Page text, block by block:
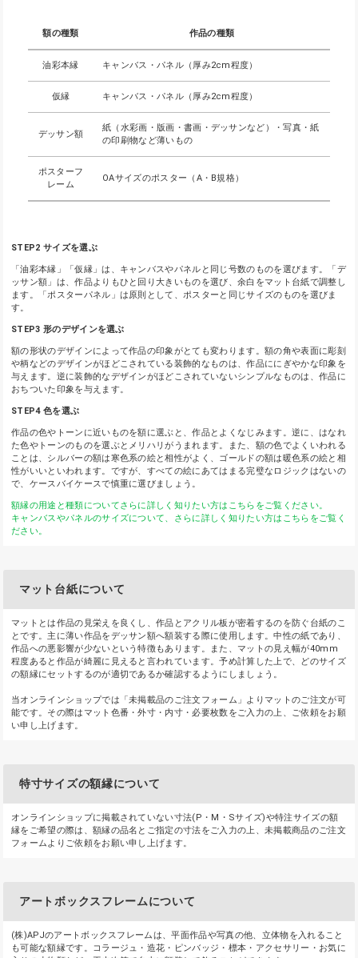
額の種類 作品の種類
油彩本縁 キャンバス・パネル（厚み2cm程度）
仮縁 キャンバス・パネル（厚み2cm程度）
デッサン額
紙（水彩画・版画・書画・デッサンなど）・写真・紙
の印刷物など薄いもの
ポスターフ
レーム
OAサイズのポスター（A・B規格）
STEP2 サイズを選ぶ
「油彩本縁」「仮縁」は、キャンバスやパネルと同じ号数のものを選びます。「デ
ッサン額」は、作品よりもひと回り大きいものを選び、余白をマット台紙で調整し
ます。「ポスターパネル」は原則として、ポスターと同じサイズのものを選びま
す。
STEP3 形のデザインを選ぶ
額の形状のデザインによって作品の印象がとても変わります。額の角や表面に彫刻
や柄などのデザインがほどこされている装飾的なものは、作品ににぎやかな印象を
与えます。逆に装飾的なデザインがほどこされていないシンプルなものは、作品に
おちついた印象を与えます。
STEP4 色を選ぶ
作品の色やトーンに近いものを額に選ぶと、作品とよくなじみます。逆に、はなれ
た色やトーンのものを選ぶとメリハリがうまれます。また、額の色でよくいわれる
ことは、シルバーの額は寒色系の絵と相性がよく、ゴールドの額は暖色系の絵と相
性がいいといわれます。ですが、すべての絵にあてはまる完璧なロジックはないの
で、ケースバイケースで慎重に選びましょう。
額縁の用途と種類についてさらに詳しく知りたい方はこちらをご覧ください。
キャンバスやパネルのサイズについて、さらに詳しく知りたい方はこちらをご覧く
ださい。
マット台紙について
マットとは作品の見栄えを良くし、作品とアクリル板が密着するのを防ぐ台紙のこ
とです。主に薄い作品をデッサン額へ額装する際に使用します。中性の紙であり、
作品への悪影響が少ないという特徴もあります。また、マットの見え幅が40mm
程度あると作品が綺麗に見えると言われています。予め計算した上で、どのサイズ
の額縁にセットするのが適切であるか確認するようにしましょう。
当オンラインショップでは「未掲載品のご注文フォーム」よりマットのご注文が可
能です。その際はマット色番・外寸・内寸・必要枚数をご入力の上、ご依頼をお願
い申し上げます。
特寸サイズの額縁について
オンラインショップに掲載されていない寸法(P・M・Sサイズ)や特注サイズの額
縁をご希望の際は、額縁の品名とご指定の寸法をご入力の上、未掲載商品のご注文
フォームよりご依頼をお願い申し上げます。
アートボックスフレームについて
(株)APJのアートボックスフレームは、平面作品や写真の他、立体物を入れること
も可能な額縁です。コラージュ・造花・ピンバッジ・標本・アクセサリー・お気に